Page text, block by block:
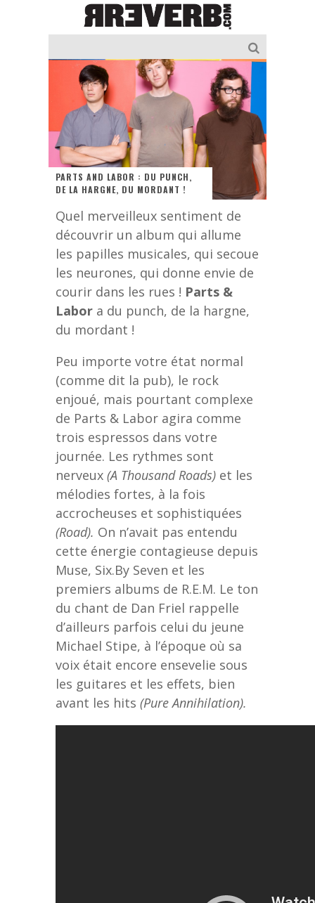
PARTS AND LABOR : DU PUNCH,
DE LA HARGNE, DU MORDANT !
Quel merveilleux sentiment de
découvrir un album qui allume
les papilles musicales, qui secoue
les neurones, qui donne envie de
courir dans les rues ! Parts &
Labor a du punch, de la hargne,
du mordant !
Peu importe votre état normal
(comme dit la pub), le rock
enjoué, mais pourtant complexe
de Parts & Labor agira comme
trois espressos dans votre
journée. Les rythmes sont
nerveux (A Thousand Roads) et les
mélodies fortes, à la fois
accrocheuses et sophistiquées
(Road). On n’avait pas entendu
cette énergie contagieuse depuis
Muse, Six.By Seven et les
premiers albums de R.E.M. Le ton
du chant de Dan Friel rappelle
d’ailleurs parfois celui du jeune
Michael Stipe, à l’époque où sa
voix était encore ensevelie sous
les guitares et les effets, bien
avant les hits (Pure Annihilation).